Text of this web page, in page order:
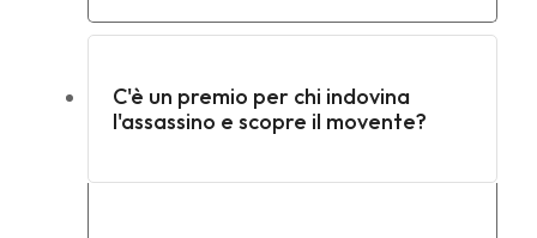
C'è un premio per chi indovina
l'assassino e scopre il movente?